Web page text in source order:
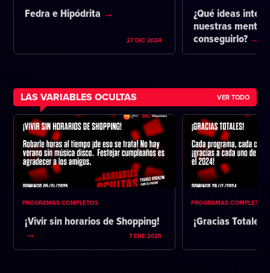
Fedra e Hipódrita
27 DIC 2024
¿Qué ideas
nuestras mentes
conseguirlo?
LAS VARIABLES OCULTAS VER TODO
PROGRAMAS COMPLETOS
¡Vivir sin horarios de Shopping!
7 ENE 2025
PROGRAMAS COMPLETOS
¡Gracias